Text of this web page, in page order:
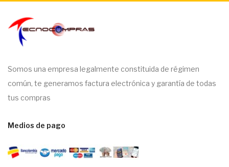
Somos una empresa legalmente constituida de régimen
común, te generamos factura electrónica y garantía de todas
tus compras
Medios de pago